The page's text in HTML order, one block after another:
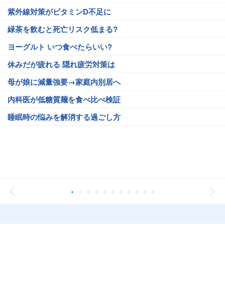
紫外線対策がビタミンD不足に
緑茶を飲むと死亡リスク低まる?
ヨーグルト いつ食べたらいい?
休みだが疲れる 隠れ疲労対策は
母が娘に減量強要→家庭内別居へ
内科医が低糖質麺を食べ比べ検証
睡眠時の悩みを解消する過ごし方